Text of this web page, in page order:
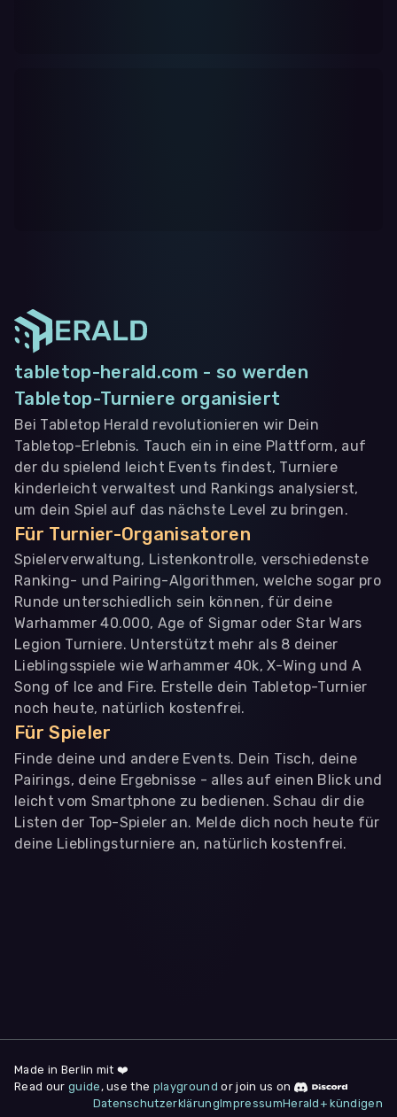
tabletop-herald.com - so werden
Tabletop-Turniere organisiert
Bei Tabletop Herald revolutionieren wir Dein
Tabletop-Erlebnis. Tauch ein in eine Plattform, auf
der du spielend leicht Events findest, Turniere
kinderleicht verwaltest und Rankings analysierst,
um dein Spiel auf das nächste Level zu bringen.
Für Turnier-Organisatoren
Spielerverwaltung, Listenkontrolle, verschiedenste
Ranking- und Pairing-Algorithmen, welche sogar pro
Runde unterschiedlich sein können, für deine
Warhammer 40.000, Age of Sigmar oder Star Wars
Legion Turniere. Unterstützt mehr als 8 deiner
Lieblingsspiele wie Warhammer 40k, X-Wing und A
Song of Ice and Fire. Erstelle dein Tabletop-Turnier
noch heute, natürlich kostenfrei.
Für Spieler
Finde deine und andere Events. Dein Tisch, deine
Pairings, deine Ergebnisse - alles auf einen Blick und
leicht vom Smartphone zu bedienen. Schau dir die
Listen der Top-Spieler an. Melde dich noch heute für
deine Lieblingsturniere an, natürlich kostenfrei.
deine Zustimmung jederzeit unter "
am Seitenende widerrufen.
Made in Berlin mit ❤️
Read our guide , use the playground or join us on
DatenschutzerklärungImpressumHerald+ kündigen